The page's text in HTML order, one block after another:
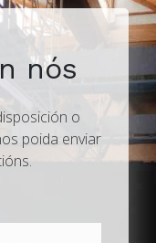
nós
o
poida enviar